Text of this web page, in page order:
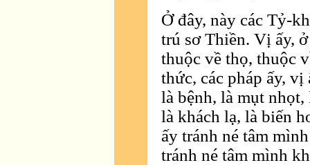
Ở đây, này các Tỷ-
trú sơ Thiền. Vị ấy,
thuộc về thọ, thuộc
thức, các pháp ấy,
là bệnh, là mụt nhọt,
là khách lạ, là biến
ấy tránh né tâm
tránh né tâm mình